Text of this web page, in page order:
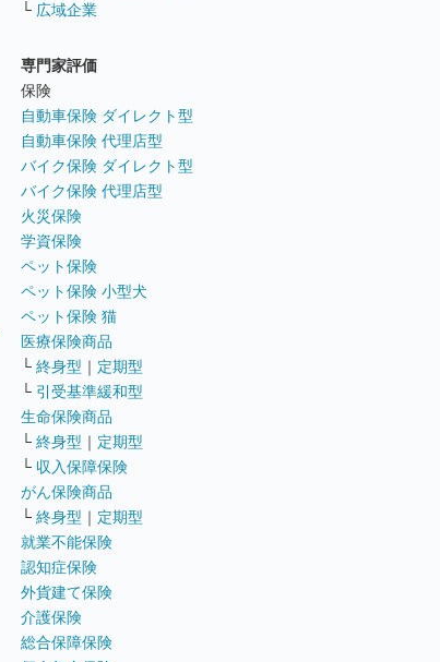
└ 広域企業
専門家評価
保険
自動車保険 ダイレクト型
自動車保険 代理店型
バイク保険 ダイレクト型
バイク保険 代理店型
火災保険
学資保険
ペット保険
ペット保険 小型犬
ペット保険 猫
医療保険商品
└ 終身型 ｜ 定期型
└ 引受基準緩和型
生命保険商品
└ 終身型 ｜ 定期型
└ 収入保障保険
がん保険商品
└ 終身型 ｜ 定期型
就業不能保険
認知症保険
外貨建て保険
介護保険
総合保障保険